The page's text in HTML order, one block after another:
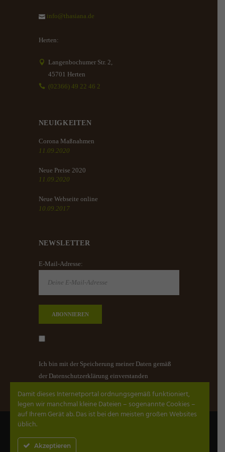
info@thasiana.de
Herten:
Langenbochumer Str. 2,
45701 Herten
(02366) 49 22 46 2
NEUIGKEITEN
Corona Maßnahmen
11.09.2020
Neue Preise 2020
11.09.2020
Neue Webseite online
10.09.2017
NEWSLETTER
E-Mail-Adresse:
Ich bin mit der Speicherung meiner Daten gemäß
der Datenschutzerklärung einverstanden
Damit dieses Internetportal ordnungsgemäß funktioniert,
legen wir manchmal kleine Dateien – sogenannte Cookies –
auf Ihrem Gerät ab. Das ist bei den meisten großen Websites
üblich.
Akzeptieren